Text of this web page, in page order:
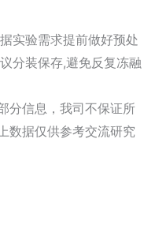
实验需求提前做好预处
分装保存,避免反复冻融
分信息，我司不保证所
数据仅供参考交流研究